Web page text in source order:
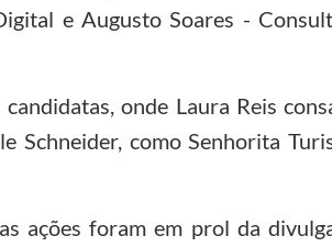
e Augusto Soares -
onde Laura Reis
Schneider, como Senhorita
ações foram em prol da